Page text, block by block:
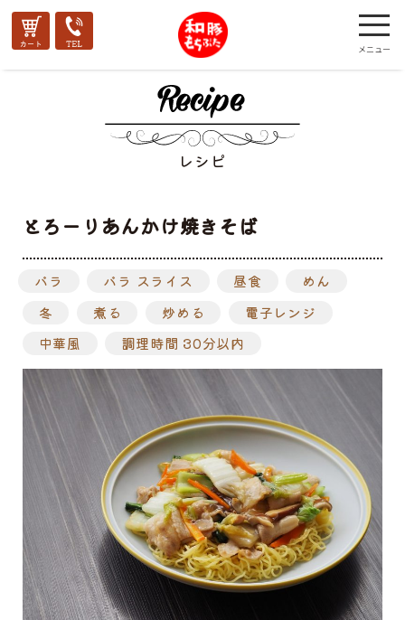
レシピ
とろーりあんかけ焼きそば
バラ バラ スライス 昼食
めん
冬
煮る 炒める
電子レンジ
中華風
調理時間 30分以内